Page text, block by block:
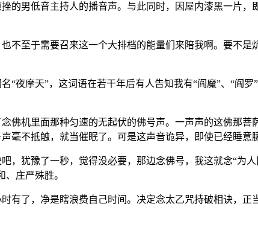
的男低音主持人的播音声。与此同时，因屋内漆黑一片
不至于需要召来这一个大排档的能量们来陪我啊。要不
“夜摩天”，这词语在若干年后有人告知我有“阎魔”、“阎
佛机里面那种匀速的无起伏的佛号声。一声声的这佛那
毫不抵触，就当催眠了。可是这声音诡异，即使已经睡意
，犹豫了一秒，觉得没必要，那边念佛号，我这就念“为
庄严殊胜。
有了，净是瞎浪费自己时间。决定念太乙咒持破相诀，